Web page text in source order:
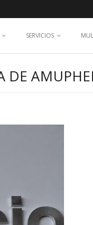
SERVICIOS
DE